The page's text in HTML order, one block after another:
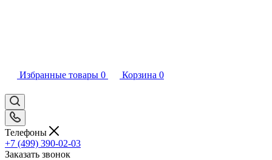
Избранные товары 0 Корзина 0
Телефоны
+7 (499) 390-02-03
Заказать звонок